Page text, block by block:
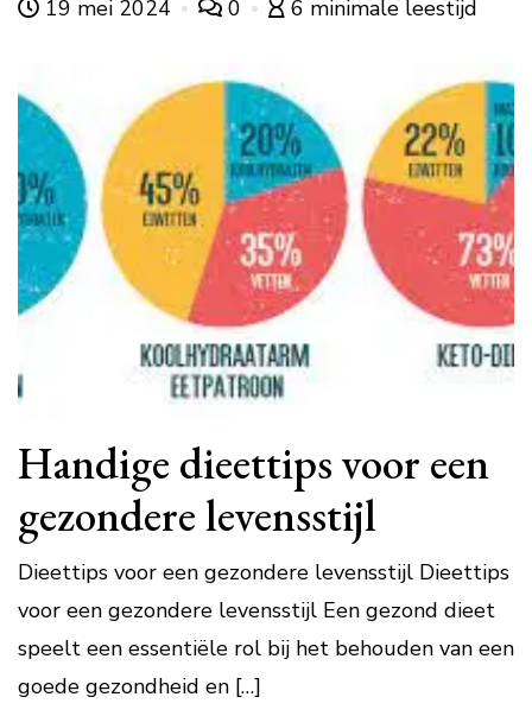
19 mei 2024 0 6 minimale leestijd
Handige dieettips voor een
gezondere levensstijl
Dieettips voor een gezondere levensstijl Dieettips
voor een gezondere levensstijl Een gezond dieet
speelt een essentiële rol bij het behouden van een
goede gezondheid en […]